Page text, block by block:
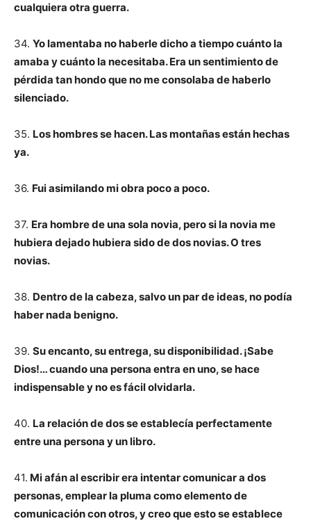
cualquiera otra guerra.
34. Yo lamentaba no haberle dicho a tiempo cuánto la
amaba y cuánto la necesitaba. Era un sentimiento de
pérdida tan hondo que no me consolaba de haberlo
silenciado.
35. Los hombres se hacen. Las montañas están hechas
ya.
36. Fui asimilando mi obra poco a poco.
37. Era hombre de una sola novia, pero si la novia me
hubiera dejado hubiera sido de dos novias. O tres
novias.
38. Dentro de la cabeza, salvo un par de ideas, no podía
haber nada benigno.
39. Su encanto, su entrega, su disponibilidad. ¡Sabe
Dios!… cuando una persona entra en uno, se hace
indispensable y no es fácil olvidarla.
40. La relación de dos se establecía perfectamente
entre una persona y un libro.
41. Mi afán al escribir era intentar comunicar a dos
personas, emplear la pluma como elemento de
comunicación con otros, y creo que esto se establece